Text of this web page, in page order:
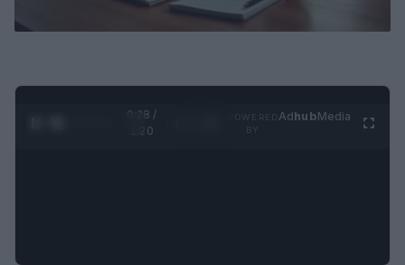
0:29 /
1:20
AdhubMedia